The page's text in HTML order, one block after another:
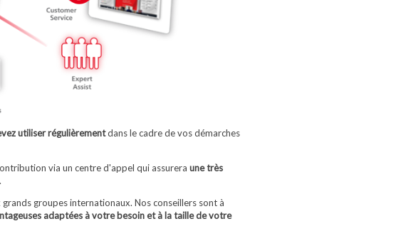
utiliser régulièrementdans le cadre de vos démarches
via un centre d'appel qui assurera une très
groupes internationaux. Nos conseillers sont à
adaptées à votre besoin et à la taille de votre